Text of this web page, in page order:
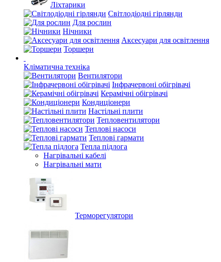
Ліхтарики
Світлодіодні гірлянди
Для рослин
Нічники
Аксесуари для освітлення
Торшери
Кліматична техніка
Вентилятори
Інфрачервоні обігрівачі
Керамічні обігрівачі
Кондиціонери
Настільні плити
Тепловентилятори
Теплові насоси
Теплові гармати
Тепла підлога
Нагрівальні кабелі
Нагрівальні мати
Терморегулятори